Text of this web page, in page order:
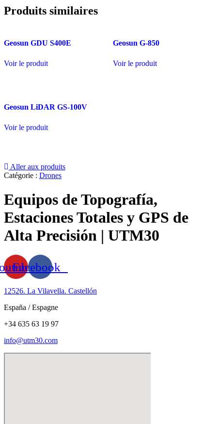
Produits similaires
Geosun GDU S400E
Voir le produit
Geosun G-850
Voir le produit
Geosun LiDAR GS-100V
Voir le produit
Aller aux produits
Catégorie : Drones
Equipos de Topografía,
Estaciones Totales y GPS de
Alta Precisión | UTM30
Facebook
12526. La Vilavella. Castellón
España / Espagne
+34 635 63 19 97
info@utm30.com